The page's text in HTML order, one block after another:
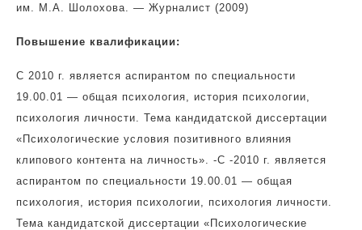
им. М.А. Шолохова. — Журналист (2009)
Повышение квалификации:
С 2010 г. является аспирантом по специальности
19.00.01 — общая психология, история психологии,
психология личности. Тема кандидатской диссертации
«Психологические условия позитивного влияния
клипового контента на личность». -С -2010 г. является
аспирантом по специальности 19.00.01 — общая
психология, история психологии, психология личности.
Тема кандидатской диссертации «Психологические